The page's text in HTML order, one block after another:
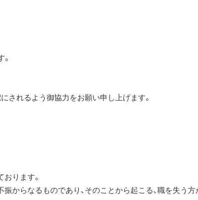
されるよう御協力をお願い申し上げます。
ります。
からなるものであり、そのことから起こる、職を失う